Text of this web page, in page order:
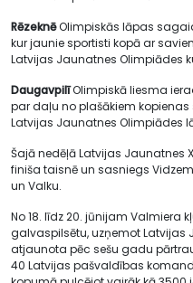
RēzeknēOlimpiskās lāpas
kur jaunie sportisti kopā ar
Latvijas Jaunatnes Olimpiādes
DaugavpilīOlimpiskā liesma
par daļu no plašākiem
Latvijas Jaunatnes Olimpiādes
Šajā nedēļā Latvijas Jaunatnes
finiša taisnē un sasniegs
un Valku.
No 18. līdz 20. jūnijam Valmiera
galvaspilsētu, uzņemot Latvijas
atjaunota pēc sešu gadu
40 Latvijas pašvaldības